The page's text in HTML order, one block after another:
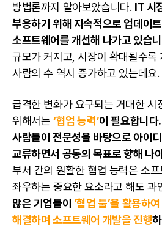
방법론까지 알아보았습니다. IT 시
부응하기 위해 지속적으로 업데이
소프트웨어를 개선해 나가고 있습
규모가 커지고, 시장이 확대될수록
사람의 수 역시 증가하고 있는데요.
급격한 변화가 요구되는 거대한 시
위해서는 ‘협업능력’이 필요합니다
사람들이 전문성을 바탕으로 아이
교류하면서 공동의 목표로 향해 나
부서 간의 원활한 협업 능력은 소
좌우하는 중요한 요소라고 해도 과
많은 기업들이 ‘협업 툴’을 활용하
해결하며 소프트웨어 개발을 진행